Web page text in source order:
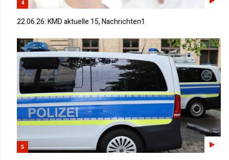
4
22.06.26: KMD aktuelle 15, Nachrichten1
5